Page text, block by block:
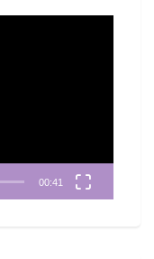
00:41